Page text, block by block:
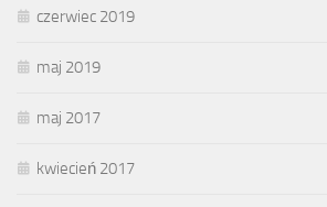
czerwiec 2019
maj 2019
maj 2017
kwiecień 2017